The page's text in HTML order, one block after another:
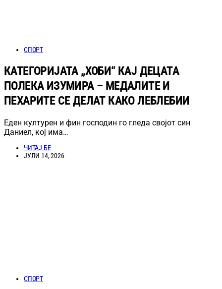
СПОРТ
КАТЕГОРИЈАТА „ХОБИ“ КАЈ ДЕЦАТА
ПОЛЕКА ИЗУМИРА – МЕДАЛИТЕ И
ПЕХАРИТЕ СЕ ДЕЛАТ КАКО ЛЕБЛЕБИИ
Еден културен и фин господин го гледа својот син
Даниел, кој има…
ЧИТАЈ БЕ
ЈУЛИ 14, 2026
СПОРТ